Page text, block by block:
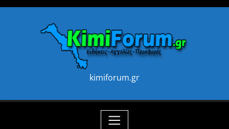
kimiforum.gr